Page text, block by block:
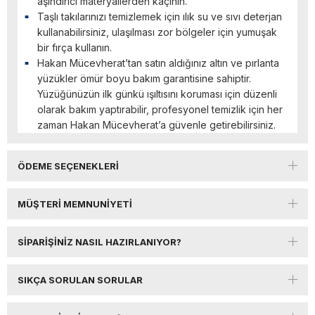
Taşlı takılarınızı temizlemek için ılık su ve sıvı deterjan
kullanabilirsiniz, ulaşılması zor bölgeler için yumuşak
bir fırça kullanın.
Hakan Mücevherat’tan satın aldığınız altın ve pırlanta
yüzükler ömür boyu bakım garantisine sahiptir.
Yüzüğünüzün ilk günkü ışıltısını koruması için düzenli
olarak bakım yaptırabilir, profesyonel temizlik için her
zaman Hakan Mücevherat’a güvenle getirebilirsiniz.
ÖDEME SEÇENEKLERI
MÜŞTERI MEMNUNIYETI
SIPARIŞINIZ NASIL HAZIRLANIYOR?
SIKÇA SORULAN SORULAR